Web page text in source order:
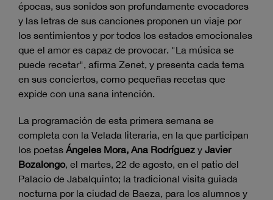
épocas, sus sonidos son profundamente evocadores
y las letras de sus canciones proponen un viaje por
los sentimientos y por todos los estados emocionales
que el amor es capaz de provocar. "La música se
puede recetar", afirma Zenet, y presenta cada tema
en sus conciertos, como pequeñas recetas que
expide con una sana intención.
La programación de esta primera semana se
completa con la Velada literaria, en la que participan
los poetas Ángeles Mora, Ana Rodríguez y Javier
Bozalongo, el martes, 22 de agosto, en el patio del
Palacio de Jabalquinto; la tradicional visita guiada
nocturna por la ciudad de Baeza, para los alumnos y